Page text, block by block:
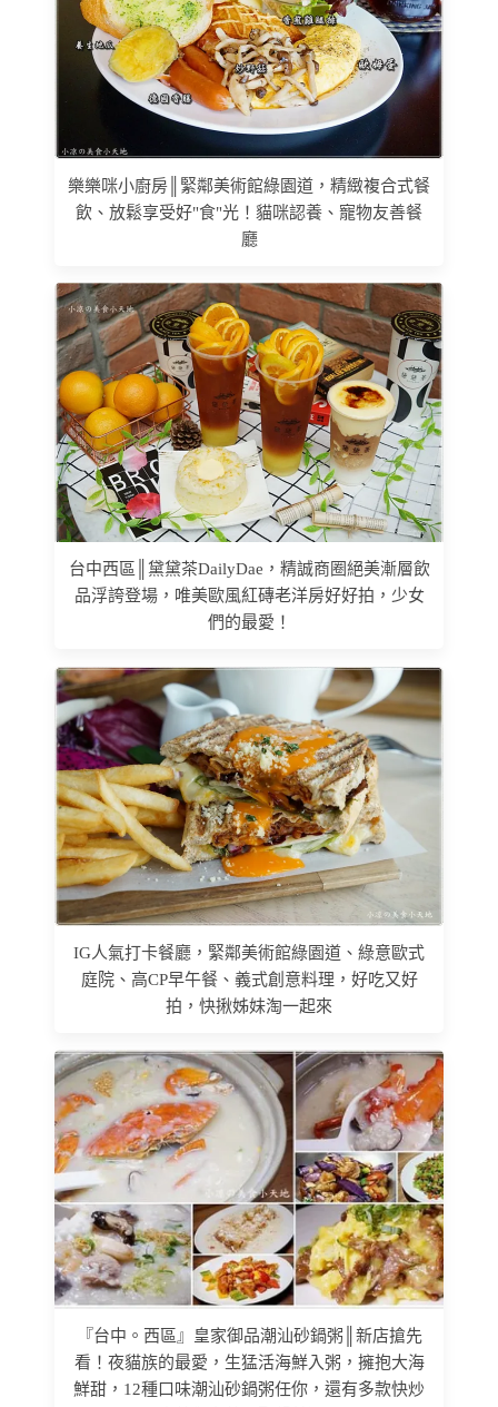
樂樂咪小廚房║緊鄰美術館綠園道，精緻複合式餐
飲、放鬆享受好"食"光！貓咪認養、寵物友善餐
廳
台中西區║黛黛茶DailyDae，精誠商圈絕美漸層飲
品浮誇登場，唯美歐風紅磚老洋房好好拍，少女
們的最愛！
IG人氣打卡餐廳，緊鄰美術館綠園道、綠意歐式
庭院、高CP早午餐、義式創意料理，好吃又好
拍，快揪姊妹淘一起來
『台中。西區』皇家御品潮汕砂鍋粥║新店搶先
看！夜貓族的最愛，生猛活海鮮入粥，擁抱大海
鮮甜，12種口味潮汕砂鍋粥任你，還有多款快炒